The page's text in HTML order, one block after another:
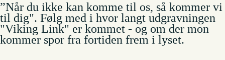
”Når du ikke kan komme til os, så kommer vi
til dig". Følg med i hvor langt udgravningen
"Viking Link" er kommet - og om der mon
kommer spor fra fortiden frem i lyset.